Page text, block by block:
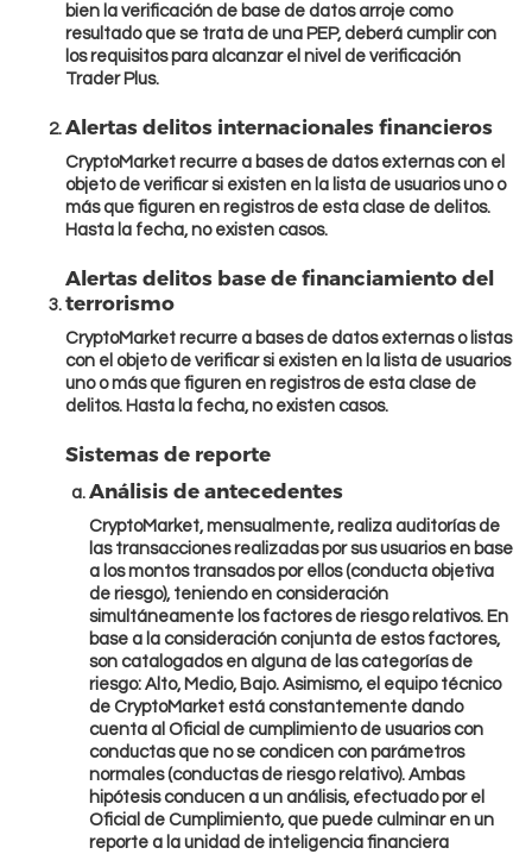
Comprar
Criptomonedas
Comprar Bitcoin
Comprar Ethereum
bien la verificación de base de datos arroje como
resultado que se trata de una PEP, deberá cumplir con
los requisitos para alcanzar el nivel de verificación
Trader Plus.
Alertas delitos internacionales financieros
CryptoMarket recurre a bases de datos externas con el
objeto de verificar si existen en la lista de usuarios uno o
más que figuren en registros de esta clase de delitos.
Hasta la fecha, no existen casos.
Alertas delitos base de financiamiento del
terrorismo
CryptoMarket recurre a bases de datos externas o listas
con el objeto de verificar si existen en la lista de usuarios
uno o más que figuren en registros de esta clase de
delitos. Hasta la fecha, no existen casos.
Sistemas de reporte
Análisis de antecedentes
CryptoMarket, mensualmente, realiza auditorías de
las transacciones realizadas por sus usuarios en base
a los montos transados por ellos (conducta objetiva
de riesgo), teniendo en consideración
simultáneamente los factores de riesgo relativos. En
base a la consideración conjunta de estos factores,
son catalogados en alguna de las categorías de
riesgo: Alto, Medio, Bajo. Asimismo, el equipo técnico
de CryptoMarket está constantemente dando
cuenta al Oficial de cumplimiento de usuarios con
conductas que no se condicen con parámetros
normales (conductas de riesgo relativo). Ambas
hipótesis conducen a un análisis, efectuado por el
Oficial de Cumplimiento, que puede culminar en un
reporte a la unidad de inteligencia financiera